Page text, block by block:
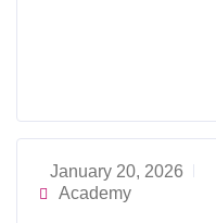
January 20, 2026
Academy